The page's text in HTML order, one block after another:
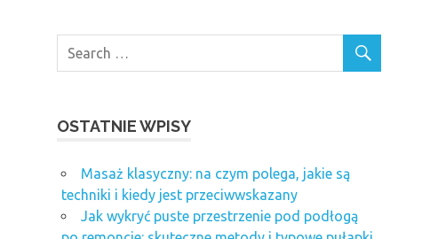
OSTATNIE WPISY
Masaż klasyczny: na czym polega, jakie są
techniki i kiedy jest przeciwwskazany
Jak wykryć puste przestrzenie pod podłogą